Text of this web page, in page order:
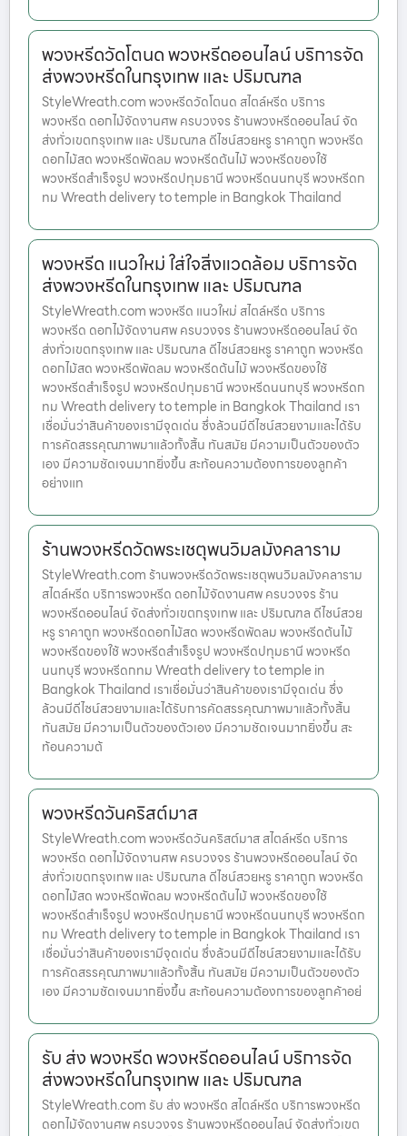
พวงหรีดวัดโตนด พวงหรีดออนไลน์ บริการจัด
ส่งพวงหรีดในกรุงเทพ และ ปริมณฑล
StyleWreath.com พวงหรีดวัดโตนด สไตล์หรีด บริการ
พวงหรีด ดอกไม้จัดงานศพ ครบวงจร ร้านพวงหรีดออนไลน์ จัด
ส่งทั่วเขตกรุงเทพ และ ปริมณฑล ดีไซน์สวยหรู ราคาถูก พวงหรีด
ดอกไม้สด พวงหรีดพัดลม พวงหรีดต้นไม้ พวงหรีดของใช้
พวงหรีดสำเร็จรูป พวงหรีดปทุมธานี พวงหรีดนนทบุรี พวงหรีดก
ทม Wreath delivery to temple in Bangkok Thailand
พวงหรีด แนวใหม่ ใส่ใจสิ่งแวดล้อม บริการจัด
ส่งพวงหรีดในกรุงเทพ และ ปริมณฑล
StyleWreath.com พวงหรีด แนวใหม่ สไตล์หรีด บริการ
พวงหรีด ดอกไม้จัดงานศพ ครบวงจร ร้านพวงหรีดออนไลน์ จัด
ส่งทั่วเขตกรุงเทพ และ ปริมณฑล ดีไซน์สวยหรู ราคาถูก พวงหรีด
ดอกไม้สด พวงหรีดพัดลม พวงหรีดต้นไม้ พวงหรีดของใช้
พวงหรีดสำเร็จรูป พวงหรีดปทุมธานี พวงหรีดนนทบุรี พวงหรีดก
ทม Wreath delivery to temple in Bangkok Thailand เรา
เชื่อมั่นว่าสินค้าของเรามีจุดเด่น ซึ่งล้วนมีดีไซน์สวยงามและได้รับ
การคัดสรรคุณภาพมาแล้วทั้งสิ้น ทันสมัย มีความเป็นตัวของตัว
เอง มีความชัดเจนมากยิ่งขึ้น สะท้อนความต้องการของลูกค้า
อย่างแท
ร้านพวงหรีดวัดพระเชตุพนวิมลมังคลาราม
StyleWreath.com ร้านพวงหรีดวัดพระเชตุพนวิมลมังคลาราม
สไตล์หรีด บริการพวงหรีด ดอกไม้จัดงานศพ ครบวงจร ร้าน
พวงหรีดออนไลน์ จัดส่งทั่วเขตกรุงเทพ และ ปริมณฑล ดีไซน์สวย
หรู ราคาถูก พวงหรีดดอกไม้สด พวงหรีดพัดลม พวงหรีดต้นไม้
พวงหรีดของใช้ พวงหรีดสำเร็จรูป พวงหรีดปทุมธานี พวงหรีด
นนทบุรี พวงหรีดกทม Wreath delivery to temple in
Bangkok Thailand เราเชื่อมั่นว่าสินค้าของเรามีจุดเด่น ซึ่ง
ล้วนมีดีไซน์สวยงามและได้รับการคัดสรรคุณภาพมาแล้วทั้งสิ้น
ทันสมัย มีความเป็นตัวของตัวเอง มีความชัดเจนมากยิ่งขึ้น สะ
ท้อนความต้
พวงหรีดวันคริสต์มาส
StyleWreath.com พวงหรีดวันคริสต์มาส สไตล์หรีด บริการ
พวงหรีด ดอกไม้จัดงานศพ ครบวงจร ร้านพวงหรีดออนไลน์ จัด
ส่งทั่วเขตกรุงเทพ และ ปริมณฑล ดีไซน์สวยหรู ราคาถูก พวงหรีด
ดอกไม้สด พวงหรีดพัดลม พวงหรีดต้นไม้ พวงหรีดของใช้
พวงหรีดสำเร็จรูป พวงหรีดปทุมธานี พวงหรีดนนทบุรี พวงหรีดก
ทม Wreath delivery to temple in Bangkok Thailand เรา
เชื่อมั่นว่าสินค้าของเรามีจุดเด่น ซึ่งล้วนมีดีไซน์สวยงามและได้รับ
การคัดสรรคุณภาพมาแล้วทั้งสิ้น ทันสมัย มีความเป็นตัวของตัว
เอง มีความชัดเจนมากยิ่งขึ้น สะท้อนความต้องการของลูกค้าอย่
รับ ส่ง พวงหรีด พวงหรีดออนไลน์ บริการจัด
ส่งพวงหรีดในกรุงเทพ และ ปริมณฑล
StyleWreath.com รับ ส่ง พวงหรีด สไตล์หรีด บริการพวงหรีด
ดอกไม้จัดงานศพ ครบวงจร ร้านพวงหรีดออนไลน์ จัดส่งทั่วเขต